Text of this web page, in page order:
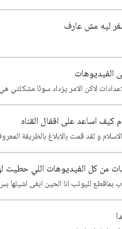
ليه مش عارف
الفيديوهات
لاكن الامر يزداد سوئا مشكلتي
كيف اساعد على اقفال القناه
و لقد قمت بالابلاغ بالطريقة
من كل الفيديوهات اللي حطيت